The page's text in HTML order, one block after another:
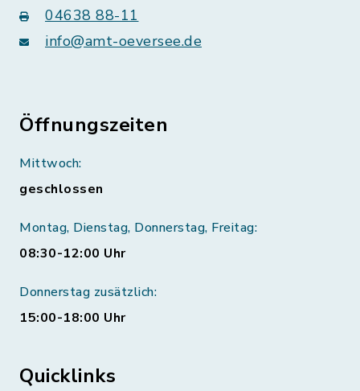
04638 88-11
info@amt-oeversee.de
Öffnungszeiten
Mittwoch:
geschlossen
Montag, Dienstag, Donnerstag, Freitag:
08:30-12:00 Uhr
Donnerstag zusätzlich:
15:00-18:00 Uhr
Quicklinks